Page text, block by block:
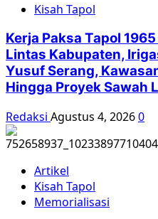
Kisah Tapol
Kerja Paksa Tapol
Lintas Kabupaten,
Yusuf Serang,
Hingga Proyek Sawah
Redaksi Agustus 4, 20260
Artikel
Kisah Tapol
Memorialisasi